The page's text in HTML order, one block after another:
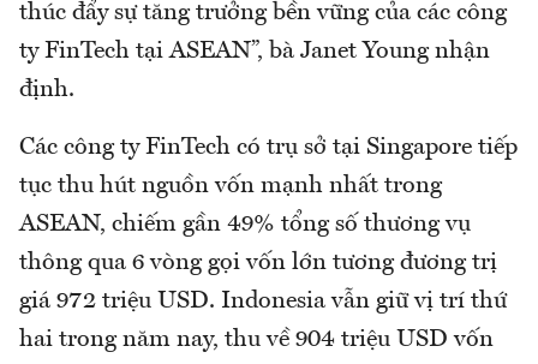
thúc đẩy sự tăng trưởng bền vững của các công
ty FinTech tại ASEAN”, bà Janet Young nhận
định.
Các công ty FinTech có trụ sở tại Singapore tiếp
tục thu hút nguồn vốn mạnh nhất trong
ASEAN, chiếm gần 49% tổng số thương vụ
thông qua 6 vòng gọi vốn lớn tương đương trị
giá 972 triệu USD. Indonesia vẫn giữ vị trí thứ
hai trong năm nay, thu về 904 triệu USD vốn